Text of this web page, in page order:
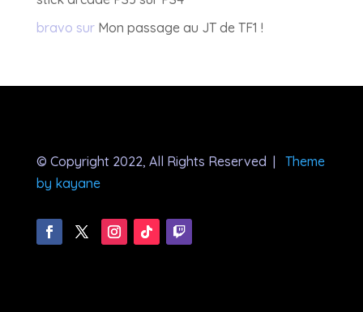
bravo sur Mon passage au JT de TF1 !
© Copyright 2022, All Rights Reserved |
Theme
by kayane